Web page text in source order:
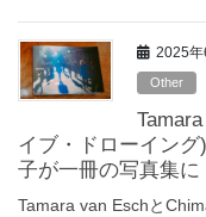
2025年
Other
イブ・ドローイン
子が一冊の写真集に
Tamara van Eschと